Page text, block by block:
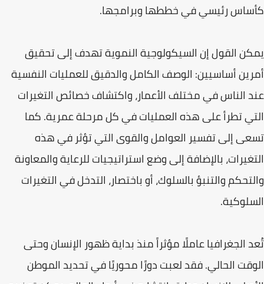
كأساس رئيسي في خططها وبرامجها.
يمكن القول إن السيكولوجية النموية تهدف إلى تحقيق
أمرين أساسيين: الوصف الكامل والدقيق للعمليات النفسية
عند الناس في مختلف الأعمار، واكتشاف خصائص التغيرات
التي تطرأ على هذه العمليات في كل مرحلة عمرية. كما
تسعى إلى تفسير العوامل والقوى التي تؤثر في هذه
التغيرات، بالإضافة إلى وضع استراتيجيات للرعاية والمعاونة
والتحكم والتنبؤ بالسلوك، أو باختصار، التدخل في التغيرات
السلوكية.
تُعد الجغرافيا عاملًا مؤثراً منذ بداية ظهور الإنسان وحتى
الوقت الحالي. فقد لعبت دورًا محوريًا في تحديد الموطن